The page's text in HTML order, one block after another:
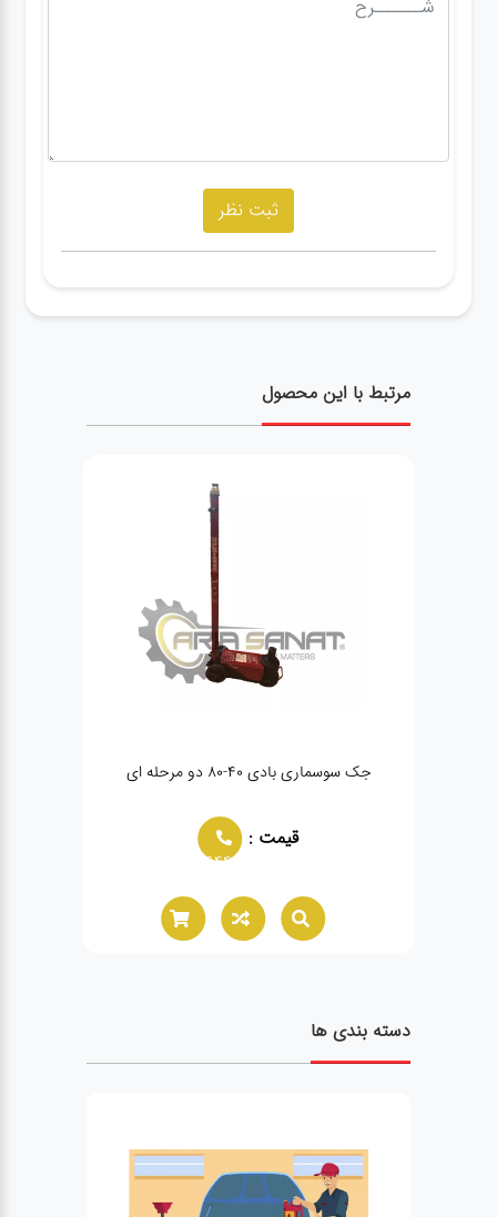
مرتبط با این محصول
جک سوسماری بادی 40-80 دو مرحله ای
قیمت :
02166021944
دسته بندی ها